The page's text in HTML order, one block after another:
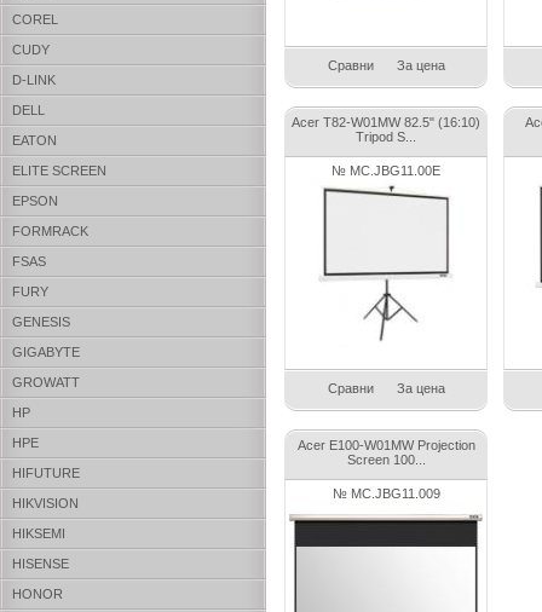
COREL
CUDY
D-LINK
DELL
EATON
ELITE SCREEN
EPSON
FORMRACK
FSAS
FURY
GENESIS
GIGABYTE
GROWATT
HP
HPE
HIFUTURE
HIKVISION
HIKSEMI
HISENSE
HONOR
Сравни За цена
Acer T82-W01MW 82.5" (16:10)
Tripod S...
№ MC.JBG11.00E
Сравни За цена
Acer E100-W01MW Projection
Screen 100...
№ MC.JBG11.009